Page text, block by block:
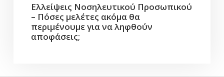
Ελλείψεις Νοσηλευτικού Προσωπικού
– Πόσες μελέτες ακόμα θα
περιμένουμε για να ληφθούν
αποφάσεις;